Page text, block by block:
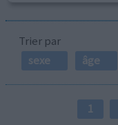
Trier par
sexe
âge
1